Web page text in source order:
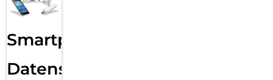
Smartphone
Datensicherung